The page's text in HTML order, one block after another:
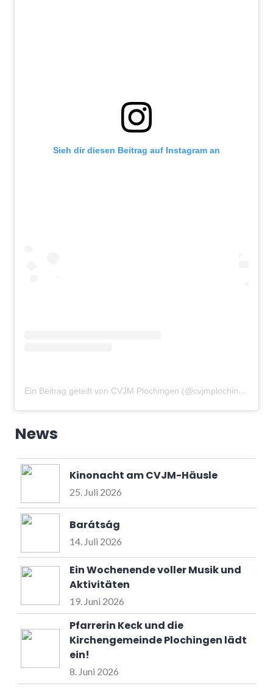
Sieh dir diesen Beitrag auf Instagram an
Ein Beitrag geteilt von CVJM Plochingen (@cvjmplochingen)
News
Kinonacht am CVJM-Häusle
25. Juli 2026
Barátság
14. Juli 2026
Ein Wochenende voller Musik und
Aktivitäten
19. Juni 2026
Pfarrerin Keck und die
Kirchengemeinde Plochingen lädt
ein!
8. Juni 2026